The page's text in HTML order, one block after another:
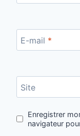
E-mail *
Site
Enregistrer
navigateur